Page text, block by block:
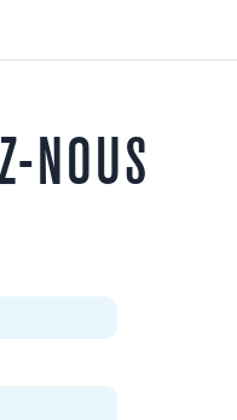
NOUS